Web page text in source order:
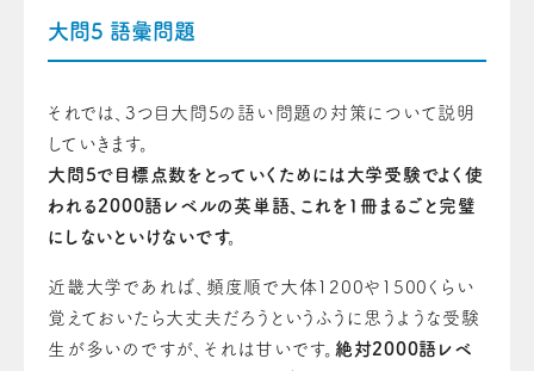
大問5 語彙 問題
それでは、3つ目大問5の語い問題の対策について説明
していきます。
大問5で目標点数をとっていくためには大学受験でよく使
われる2000語レベルの英単語、これを1冊まるごと完璧
にしないといけないです。
近畿大学であれば、頻度順で大体1200や1500くらい
覚えておいたら大丈夫だろうというふうに思うような受験
生が多い の ですが それは甘いです。 絶対2000語レベ